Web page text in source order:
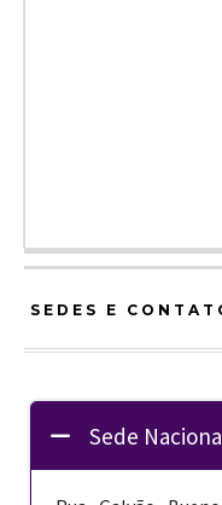
SEDES E
Sede